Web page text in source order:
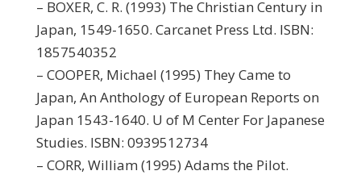
– BOXER, C. R. (1993) The Christian Century in
Japan, 1549-1650. Carcanet Press Ltd. ISBN:
1857540352
– COOPER, Michael (1995) They Came to
Japan, An Anthology of European Reports on
Japan 1543-1640. U of M Center For Japanese
Studies. ISBN: 0939512734
– CORR, William (1995) Adams the Pilot.